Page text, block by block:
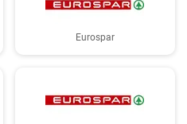
Eurospar